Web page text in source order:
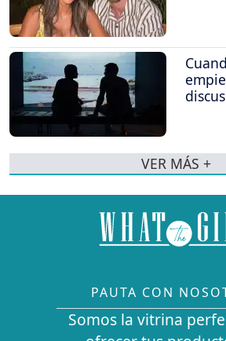
VER MÁS +
PAUTA CON
Somos la vitrina